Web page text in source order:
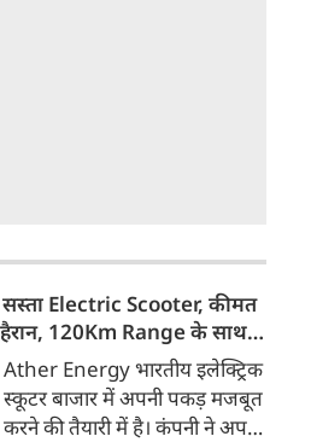
Electric Scooter, कीमत
120Km Range के साथ
Ather Energy भारतीय इलेक्ट्रिक
स्कूटर बाजार में अपनी पकड़ मजबूत
करने की तैयारी में है। कंपनी ने अपने